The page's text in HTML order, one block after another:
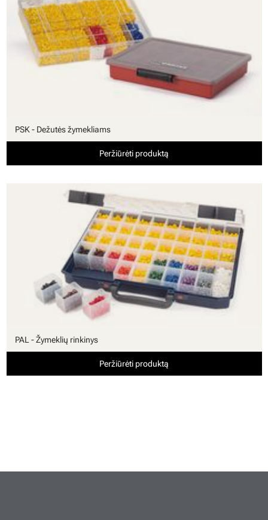
PSK - Dežutės žymekliams
Peržiūrėti produktą
PAL - Žymeklių rinkinys
Peržiūrėti produktą